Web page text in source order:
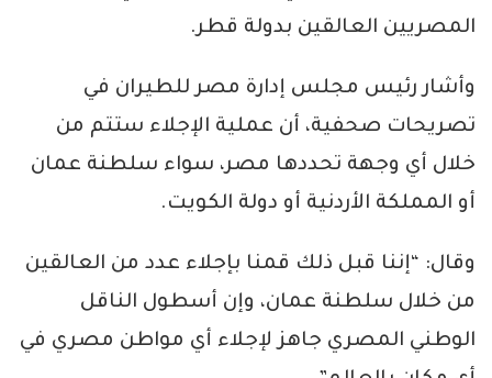
المصريين العالقين بدولة قطر.
وأشار رئيس مجلس إدارة مصر للطيران في
تصريحات صحفية، أن عملية الإجلاء ستتم من
خلال أي وجهة تحددها مصر، سواء سلطنة عمان
أو المملكة الأردنية أو دولة الكويت.
وقال: “إننا قبل ذلك قمنا بإجلاء عدد من العالقين
من خلال سلطنة عمان، وإن أسطول الناقل
الوطني المصري جاهز لإجلاء أي مواطن مصري في